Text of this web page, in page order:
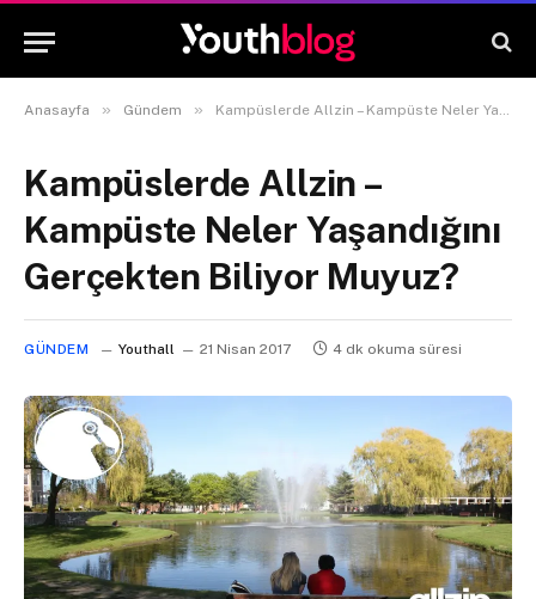
Anasayfa » Gündem » Kampüslerde Allzin – Kampüste Neler Yaşandığını Gerçekten Biliyor Muyuz?
Kampüslerde Allzin –
Kampüste Neler Yaşandığını
Gerçekten Biliyor Muyuz?
GÜNDEM Youthall 21 Nisan 2017 4 dk okuma süresi